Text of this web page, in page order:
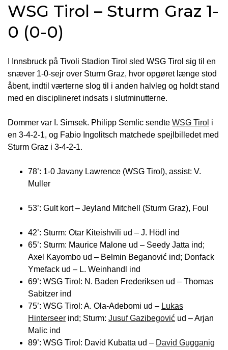
WSG Tirol – Sturm Graz 1-
0 (0-0)
I Innsbruck på Tivoli Stadion Tirol sled WSG Tirol sig til en
snæver 1-0-sejr over Sturm Graz, hvor opgøret længe stod
åbent, indtil værterne slog til i anden halvleg og holdt stand
med en disciplineret indsats i slutminutterne.
Dommer var I. Simsek. Philipp Semlic sendte WSG Tirol i
en 3-4-2-1, og Fabio Ingolitsch matchede spejlbilledet med
Sturm Graz i 3-4-2-1.
78’: 1-0 Javany Lawrence (WSG Tirol), assist: V.
Muller
53’: Gult kort – Jeyland Mitchell (Sturm Graz), Foul
42’: Sturm: Otar Kiteishvili ud – J. Hödl ind
65’: Sturm: Maurice Malone ud – Seedy Jatta ind;
Axel Kayombo ud – Belmin Beganović ind; Donfack
Ymefack ud – L. Weinhandl ind
69’: WSG Tirol: N. Baden Frederiksen ud – Thomas
Sabitzer ind
75’: WSG Tirol: A. Ola-Adebomi ud – Lukas
Hinterseer ind; Sturm: Jusuf Gazibegović ud – Arjan
Malic ind
89’: WSG Tirol: David Kubatta ud – David Gugganig